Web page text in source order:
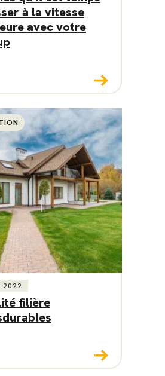
à la vitesse
avec votre
2022
filière